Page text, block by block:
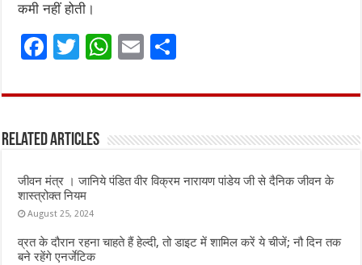
कमी नहीं होती।
F
ce
o
o
k
T
it
r
W
at
A
p
E
ai ar
Related Articles
जीवन मंत्र । जानिये पंडित वीर विक्रम नारायण पांडेय जी से दैनिक जीवन के
शास्त्रोक्त नियम
August 25, 2024
व्रत के दौरान रहना चाहते हैं हेल्दी, तो डाइट में शामिल करें ये चीजें; नौ दिन तक
बने रहेंगे एनर्जेटिक